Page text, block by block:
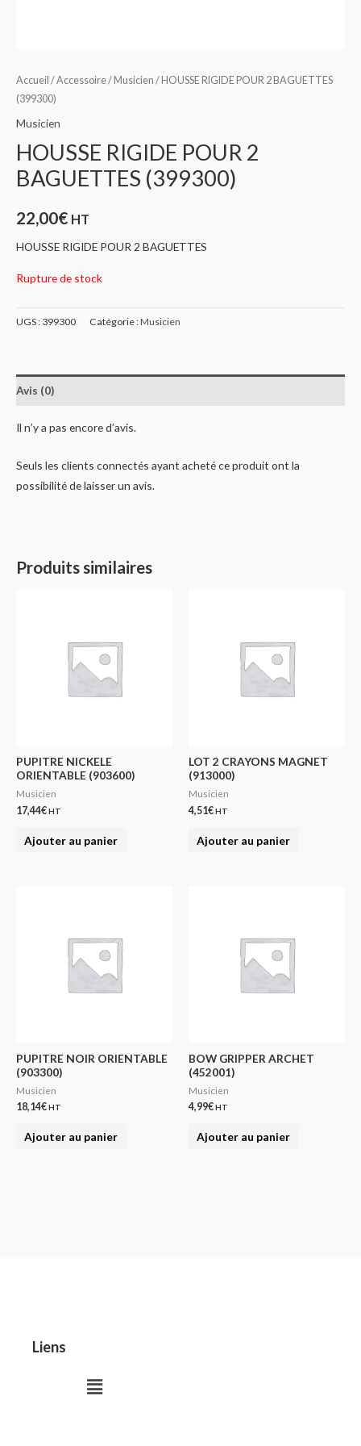
Accueil /Accessoire/ Musicien / HOUSSE RIGIDE POUR 2 BAGUETTES
(399300)
Musicien
HOUSSE RIGIDE POUR 2
BAGUETTES (399300)
22,00€ HT
HOUSSE RIGIDE POUR 2 BAGUETTES
Rupture de stock
UGS : 399300 Catégorie :Musicien
Avis (0)
Il n’y a pas encore d’avis.
Seuls les clients connectés ayant acheté ce produit ont la
possibilité de laisser un avis.
Produits similaires
PUPITRE NICKELE
ORIENTABLE (903600)
Musicien
17,44€HT
Ajouter au panier
LOT 2 CRAYONS MAGNET
(913000)
Musicien
4,51€HT
Ajouter au panier
PUPITRE NOIR ORIENTABLE
(903300)
Musicien
18,14€HT
Ajouter au panier
BOW GRIPPER ARCHET
(452001)
Musicien
4,99€HT
Ajouter au panier
Liens
Menu